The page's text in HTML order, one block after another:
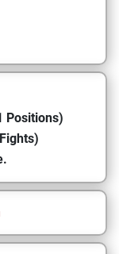
Positions)